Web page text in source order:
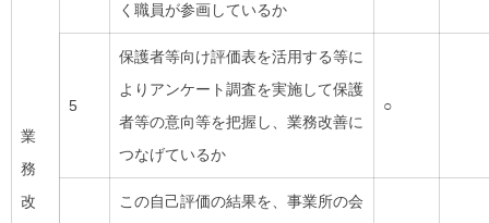
業
務
改
く職員が参画しているか
5
保護者等向け評価表を活用する等に
よりアンケート調査を実施して保護
者等の意向等を把握し、業務改善に
つなげているか
○
この自己評価の結果を、事業所の会